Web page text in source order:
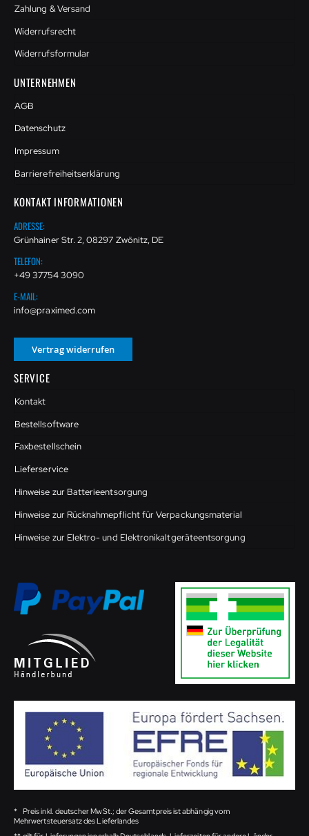
Zahlung & Versand
Widerrufsrecht
Widerrufsformular
UNTERNEHMEN
AGB
Datenschutz
Impressum
Barrierefreiheitserklärung
KONTAKT INFORMATIONEN
ADRESSE:
Grünhainer Str. 2, 08297 Zwönitz, DE
TELEFON:
+49 37754 3090
E-MAIL:
info@praximed.com
Vertrag widerrufen
SERVICE
Kontakt
Bestellsoftware
Faxbestellschein
Lieferservice
Hinweise zur Batterieentsorgung
Hinweise zur Rücknahmepflicht für Verpackungsmaterial
Hinweise zur Elektro- und Elektronikaltgeräteentsorgung
* Preis inkl. deutscher MwSt.; der Gesamtpreis ist abhängig vom
Mehrwertsteuersatz des Lieferlandes